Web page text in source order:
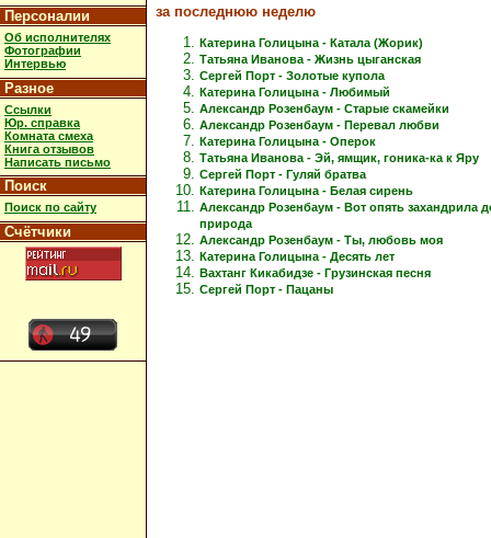
Персоналии
Об исполнителях
Фотографии
Интервью
Разное
Ссылки
Юр. справка
Комната смеха
Книга отзывов
Написать письмо
Поиск
Поиск по сайту
Счётчики
за последнюю неделю
Катерина Голицына - Катала (Жорик)
Татьяна Иванова - Жизнь цыганская
Сергей Порт - Золотые купола
Катерина Голицына - Любимый
Александр Розенбаум - Старые скамейки
Александр Розенбаум - Перевал любви
Катерина Голицына - Оперок
Татьяна Иванова - Эй, ямщик, гоника-ка к Яру
Сергей Порт - Гуляй братва
Катерина Голицына - Белая сирень
Александр Розенбаум - Вот опять захандрила
природа
Александр Розенбаум - Ты, любовь моя
Катерина Голицына - Десять лет
Вахтанг Кикабидзе - Грузинская песня
Сергей Порт - Пацаны